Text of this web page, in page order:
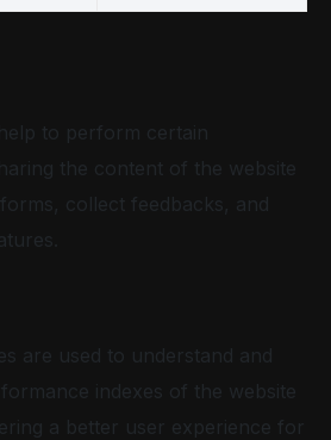
to perform certain
the content of the website
collect feedbacks, and
are used to understand and
indexes of the website
a better user experience for